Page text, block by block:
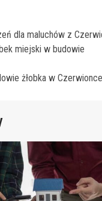
dla maluchów z
miejski w budowie
żłobka w